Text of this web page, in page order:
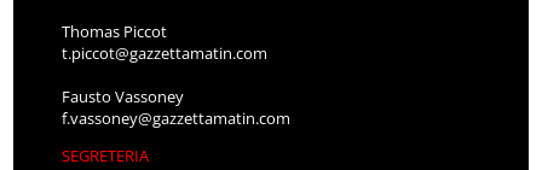
Thomas Piccot
t.piccot@gazzettamatin.com
Fausto Vassoney
f.vassoney@gazzettamatin.com
SEGRETERIA